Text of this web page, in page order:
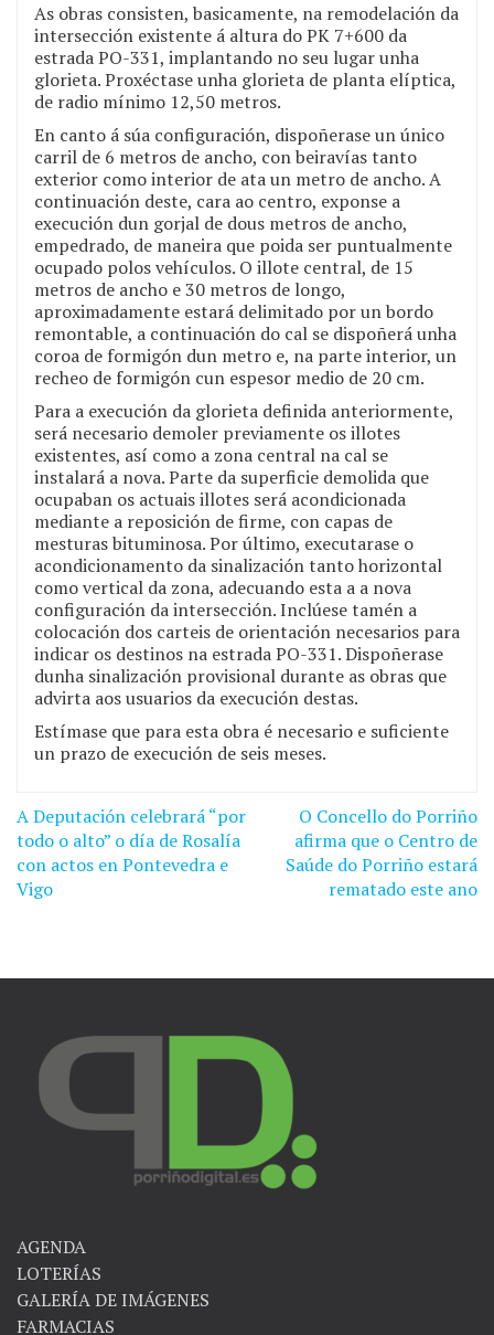
As obras consisten, basicamente, na remodelación da
intersección existente á altura do PK 7+600 da
estrada PO-331, implantando no seu lugar unha
glorieta. Proxéctase unha glorieta de planta elíptica,
de radio mínimo 12,50 metros.
En canto á súa configuración, dispoñerase un único
carril de 6 metros de ancho, con beiravías tanto
exterior como interior de ata un metro de ancho. A
continuación deste, cara ao centro, exponse a
execución dun gorjal de dous metros de ancho,
empedrado, de maneira que poida ser puntualmente
ocupado polos vehículos. O illote central, de 15
metros de ancho e 30 metros de longo,
aproximadamente estará delimitado por un bordo
remontable, a continuación do cal se dispoñerá unha
coroa de formigón dun metro e, na parte interior, un
recheo de formigón cun espesor medio de 20 cm.
Para a execución da glorieta definida anteriormente,
será necesario demoler previamente os illotes
existentes, así como a zona central na cal se
instalará a nova. Parte da superficie demolida que
ocupaban os actuais illotes será acondicionada
mediante a reposición de firme, con capas de
mesturas bituminosa. Por último, executarase o
acondicionamento da sinalización tanto horizontal
como vertical da zona, adecuando esta a a nova
configuración da intersección. Inclúese tamén a
colocación dos carteis de orientación necesarios para
indicar os destinos na estrada PO-331. Dispoñerase
dunha sinalización provisional durante as obras que
advirta aos usuarios da execución destas.
Estímase que para esta obra é necesario e suficiente
un prazo de execución de seis meses.
Navegación
de
entradas
A Deputación celebrará “por
todo o alto” o día de Rosalía
con actos en Pontevedra e
Vigo
O Concello do Porriño
afirma que o Centro de
Saúde do Porriño estará
rematado este ano
AGENDA
LOTERÍAS
GALERÍA DE IMÁGENES
FARMACIAS